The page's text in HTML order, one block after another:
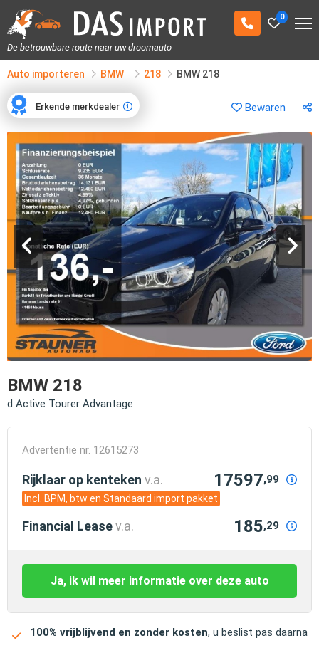
0
De betrouwbare route naar uw droomauto
Auto importeren BMW 218 BMW 218
Bewaren
Erkende merkdealer
Erkende merkdealer
BMW 218
d Active Tourer Advantage
Advertentie nr. 12615273
Rijklaar op kenteken v.a. 17597,99
Incl. BPM, btw en Standaard import pakket
Financial Leasev.a. 185,29
Ja, ik wil meer informatie over deze auto
100% vrijblijvend en zonder kosten, u beslist pas daarna